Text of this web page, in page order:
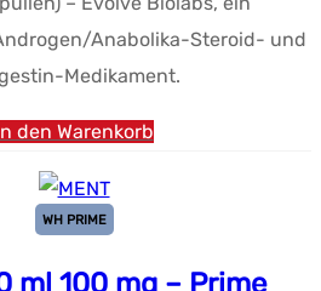
Anabolika-Steroid- und
Medikament.
den Warenkorb
WH PRIME
ml 100 mg – Prime